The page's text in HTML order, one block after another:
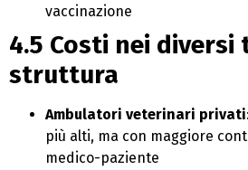
vaccinazione
4.5 Costi nei diversi
struttura
Ambulatori veterinari privati
più alti, ma con maggiore
medico-paziente